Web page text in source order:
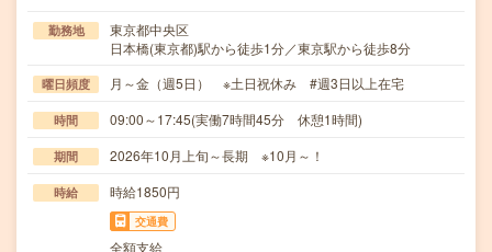
勤務地
東京都中央区
日本橋(東京都)駅から徒歩1分／東京駅から徒歩8分
曜日頻度 月～金（週5日） ※土日祝休み #週3日以上在宅
時間 09:00～17:45(実働7時間45分 休憩1時間)
期間 2026年10月上旬～長期 ※10月～！
時給 時給1850円
交通費
全額支給